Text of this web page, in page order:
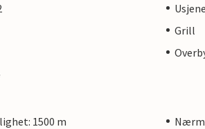
Grill
1500 m